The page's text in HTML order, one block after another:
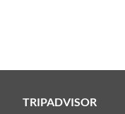
TRIPADVISOR